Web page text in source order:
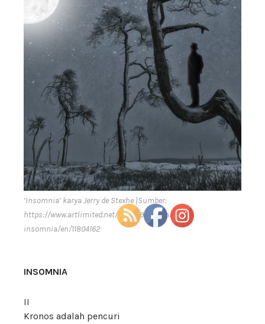
‘Insomnia’ karya Jerry de Stexhe |Sumber:
https://www.artlimited.net/1047679/art/image-
insomnia/en/11804162
INSOMNIA
II
Kronos adalah pencuri